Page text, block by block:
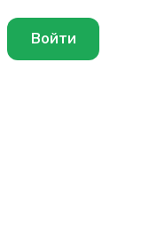
Войти